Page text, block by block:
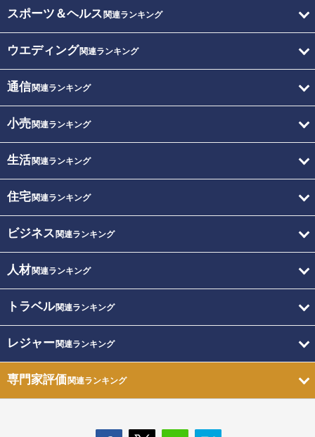
スポーツ＆ヘルス 関連ランキング
ウエディング関連ランキング
通信関連ランキング
小売関連ランキング
生活関連ランキング
住宅関連ランキング
ビジネス 関連ランキング
人材関連ランキング
トラベル関連ランキング
レジャー関連ランキング
専門家評価関連ランキング